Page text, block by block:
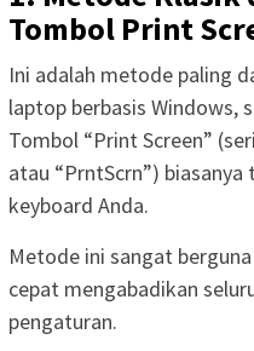
Tombol Print
Ini adalah metode paling
laptop berbasis Windows,
Tombol “Print Screen”
atau “PrntScrn”)
keyboard Anda.
Metode ini sangat
cepat mengabadikan
pengaturan.